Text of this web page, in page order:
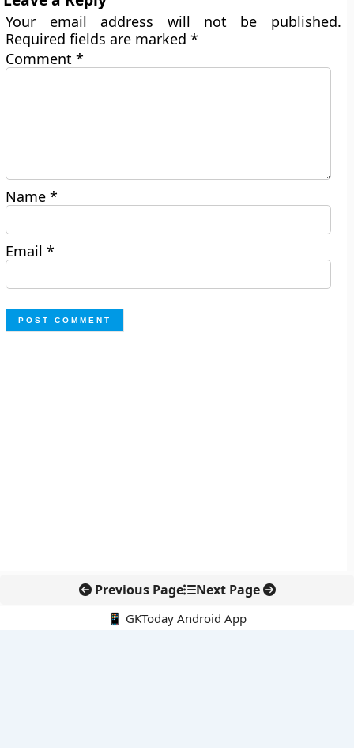
Your email address will not be published.
Required fields are marked*
Comment*
Name*
Email*
Previous Page Next Page
📱 GKToday Android App